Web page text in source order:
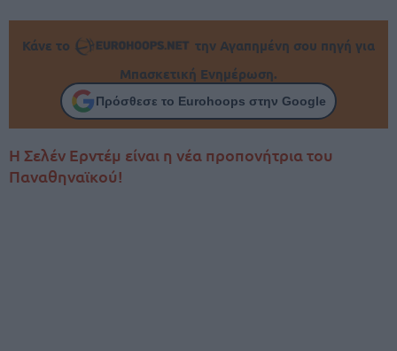
Κάνε το
την Αγαπημένη σου πηγή για
Μπασκετική Ενημέρωση.
Πρόσθεσε το Eurohoops στην Google
Η Σελέν Ερντέμ είναι η νέα προπονήτρια του
Παναθηναϊκού!